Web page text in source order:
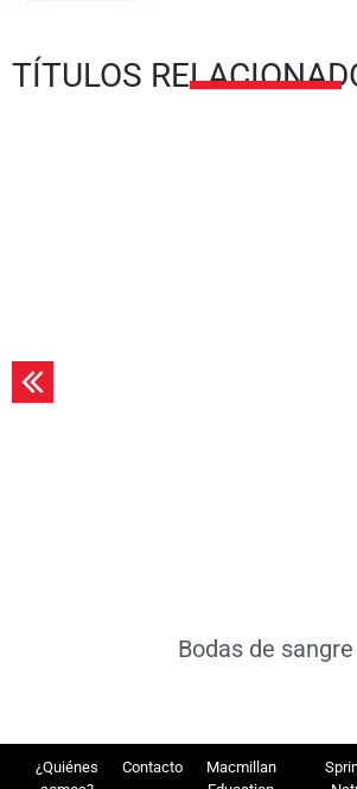
TÍTULOS
Bodas de sangre
¿Quiénes
Contacto
Macmillan